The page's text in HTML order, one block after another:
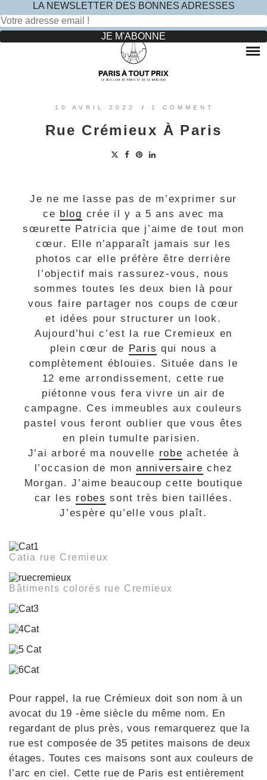
Rechercher :
Skip
OÙ MANGER DANS LE MARAIS ?
OÙ MANGER DANS PARIS 5 -ÈME ?
OÙ MANGER DANS LE 15ÈME ?
OÙ MANGER DANS PARIS 17ÈME ?
SORTIES ENFANTS
PARCS ATTRACTION BANLIEUE
10 AVRIL 2022 / 1 COMMENT
Rue Crémieux À Paris
Je ne me lasse pas de m’exprimer sur
ce blog crée il y a 5 ans avec ma
sœurette Patricia que j’aime de tout mon
cœur. Elle n’apparaît jamais sur les
photos car elle préfère être derrière
l’objectif mais rassurez-vous, nous
sommes toutes les deux bien là pour
vous faire partager nos coups de cœur
et idées pour structurer un look.
Aujourd’hui c’est la rue Cremieux en
plein cœur de
Paris qui nous a
complètement éblouies. Située dans le
12 eme arrondissement, cette rue
piétonne vous fera vivre un air de
campagne. Ces immeubles aux couleurs
pastel vous feront oublier que vous êtes
en plein tumulte parisien.
J’ai arboré ma nouvelle robe achetée à
l’occasion de monanniversaire chez
Morgan. J’aime beaucoup cette boutique
car les robes sont très bien taillées.
J’espère qu’elle vous plaît.
Catia rue Cremieux
Bâtiments colorés rue Cremieux
Pour rappel, la rue Crémieux doit son nom à un
avocat du 19 -ème siècle du même nom. En
regardant de plus près, vous remarquerez que la
rue est composée de 35 petites maisons de deux
étages. Toutes ces maisons sont aux couleurs de
l’arc en ciel. Cette rue de Paris est entièrement
LA NEWSLETTER DES BONNES ADRESSES